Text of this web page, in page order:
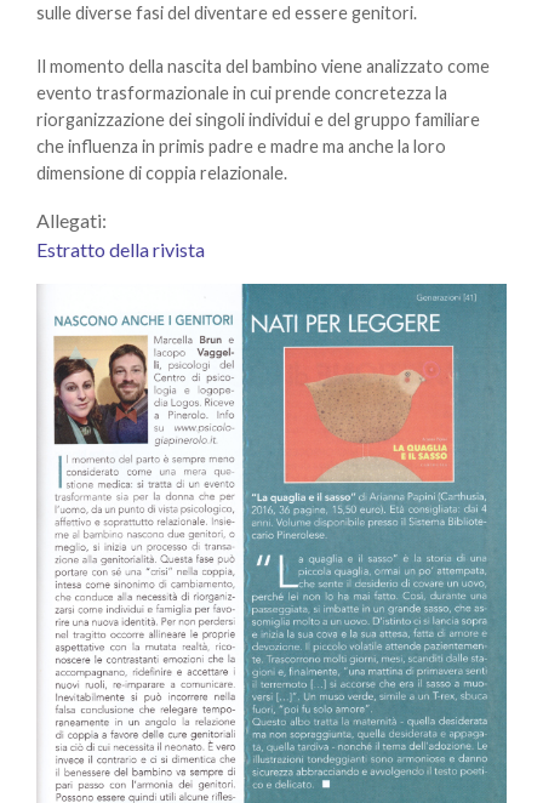
sulle diverse fasi del diventare ed essere genitori.
Il momento della nascita del bambino viene analizzato come
evento trasformazionale in cui prende concretezza la
riorganizzazione dei singoli individui e del gruppo familiare
che influenza in primis padre e madre ma anche la loro
dimensione di coppia relazionale.
Allegati:
Estratto della rivista